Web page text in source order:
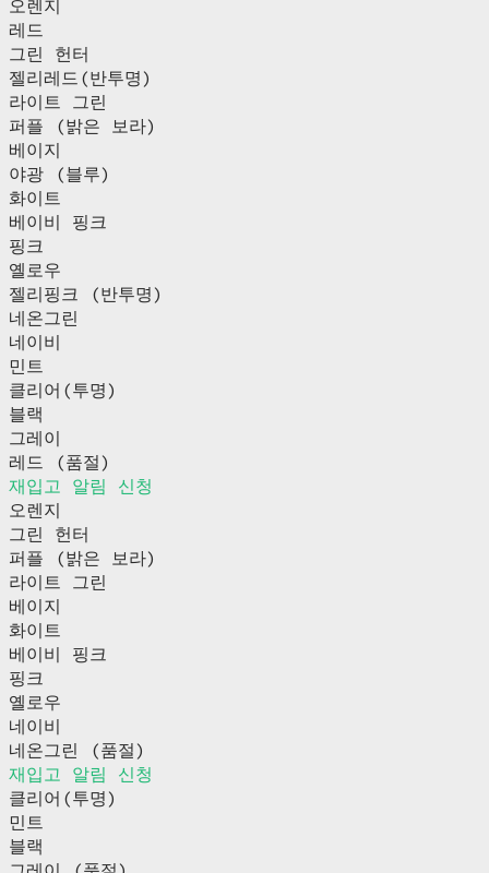
오렌지
레드
그린 헌터
젤리레드(반투명)
라이트 그린
퍼플 (밝은 보라)
베이지
야광 (블루)
화이트
베이비 핑크
핑크
옐로우
젤리핑크 (반투명)
네온그린
네이비
민트
클리어(투명)
블랙
그레이
레드 (품절)
재입고 알림 신청
오렌지
그린 헌터
퍼플 (밝은 보라)
라이트 그린
베이지
화이트
베이비 핑크
핑크
옐로우
네이비
네온그린 (품절)
재입고 알림 신청
클리어(투명)
민트
블랙